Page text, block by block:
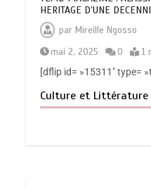
HERITAGE D’UNE
par Mireille Ngosso
mai 2, 2025
0 1
[dflip id= »15311″ type=
Culture et Littérature